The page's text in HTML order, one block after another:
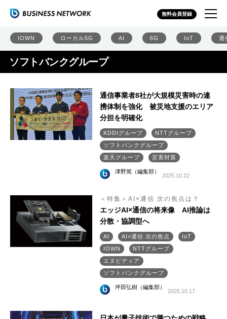
無料会員登録
IOWN ローカル5G AI 6G IoT 通
ソフトバンクグループ
通信事業者8社が大規模災害時の連
携体制を強化 被災地支援のエリア
分担を明確化
KDDIグループ
NTTグループ
ソフトバンクグループ
楽天グループ
災害対策
津野篤（編集部）
2025.10.22
＜特集＞AI×通信 次の焦点は？
エッジAI×通信の将来像 AI推論は
分散・協調型へ
AI AI×通信 次の焦点
IoT
IOWN
NTTグループ
エヌビディア
ソフトバンクグループ
坪田弘樹（編集部）
2025.10.17